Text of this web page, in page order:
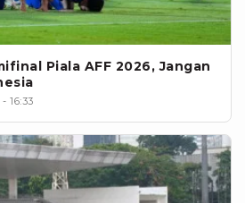
Piala AFF 2026, Jangan
16:33